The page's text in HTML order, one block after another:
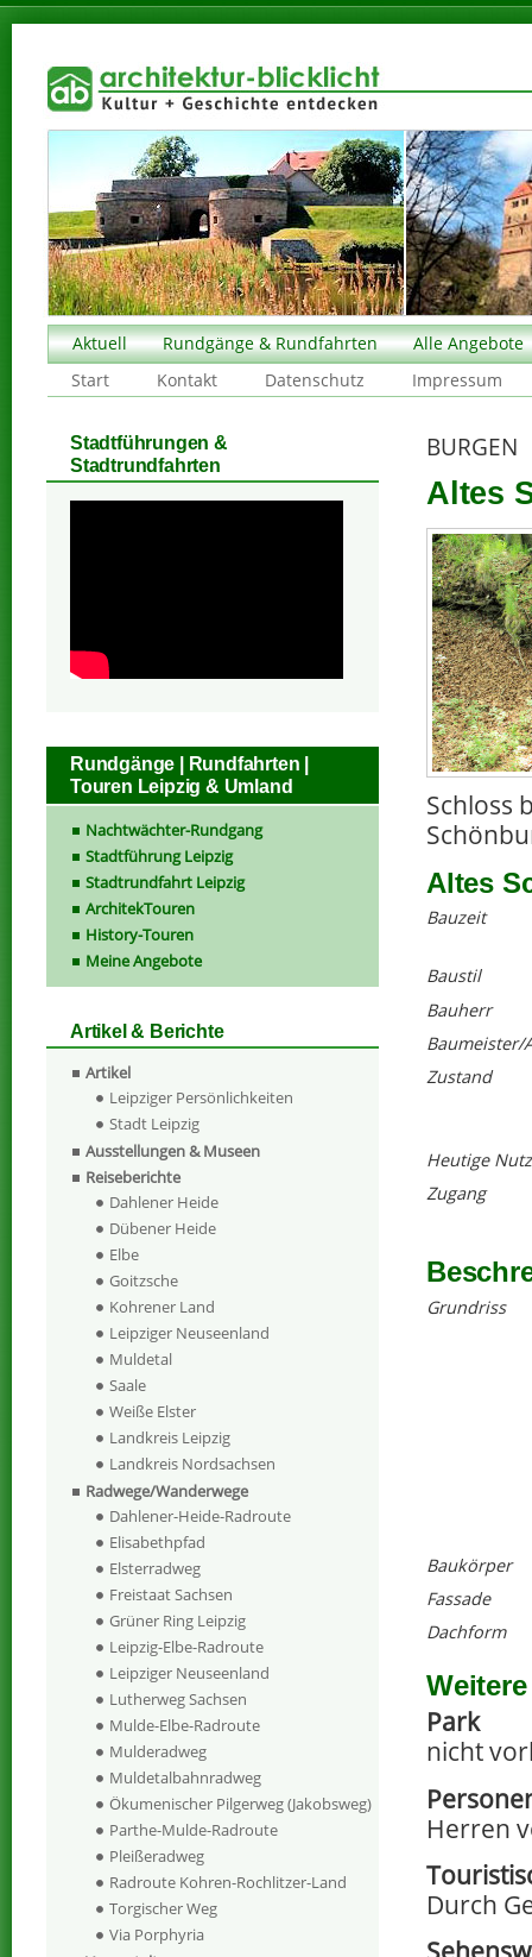
Aktuell Rundgänge & Rundfahrten
Alle Angebote
Start
Kontakt Datenschutz Impressum
BURGEN
Altes
Schloss
Altes
Bauzeit
Baustil
Bauherr
Baumeister/
Zustand
Heutige
Zugang
Grundriss
Baukörper
Fassade
Dachform
Park
nicht
Herren
Durch
Stadtführungen &
Stadtrundfahrten
Rundgänge | Rundfahrten |
Touren Leipzig & Umland
Nachtwächter-Rundgang
Stadtführung Leipzig
Stadtrundfahrt Leipzig
ArchitekTouren
History-Touren
Meine Angebote
Artikel & Berichte
Artikel
Leipziger Persönlichkeiten
Stadt Leipzig
Ausstellungen & Museen
Reiseberichte
Dahlener Heide
Dübener Heide
Elbe
Goitzsche
Kohrener Land
Leipziger Neuseenland
Muldetal
Saale
Weiße Elster
Landkreis Leipzig
Landkreis Nordsachsen
Radwege/Wanderwege
Dahlener-Heide-Radroute
Elisabethpfad
Elsterradweg
Freistaat Sachsen
Grüner Ring Leipzig
Leipzig-Elbe-Radroute
Leipziger Neuseenland
Lutherweg Sachsen
Mulde-Elbe-Radroute
Mulderadweg
Muldetalbahnradweg
Ökumenischer Pilgerweg (Jakobsweg)
Parthe-Mulde-Radroute
Pleißeradweg
Radroute Kohren-Rochlitzer-Land
Torgischer Weg
Via Porphyria